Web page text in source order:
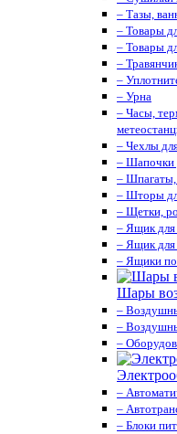
– Тазы,
– Товары
– Товары
–
–
– Урна
– Часы,
– Чехлы
– Шапочки
–
– Шторы
– Щетки,
– Ящик
– Ящик для
– Ящики
Шары
–
–
–
–
–
– Блоки